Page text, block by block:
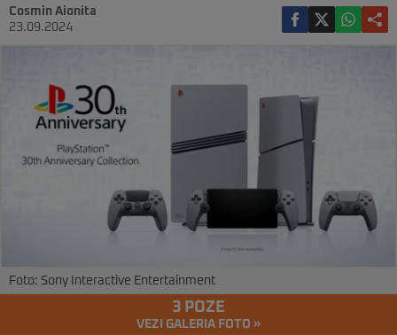
Cosmin Aionita
23.09.2024
Foto: Sony Interactive Entertainment
3 POZE
VEZI GALERIA FOTO »